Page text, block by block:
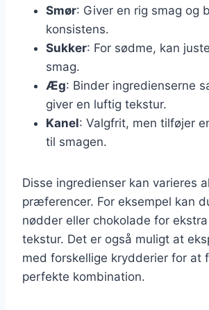
Smør: Giver en rig smag og
konsistens.
Sukker: For sødme, kan
smag.
Æg: Binder ingredienserne
giver en luftig tekstur.
Kanel: Valgfrit, men tilføjer
til smagen.
Disse ingredienser kan varieres
præferencer. For eksempel kan
nødder eller chokolade for
tekstur. Det er også muligt at
med forskellige krydderier for at
perfekte kombination.